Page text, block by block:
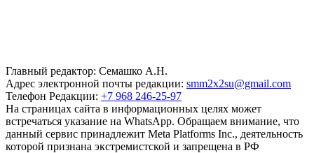
Главный редактор: Семашко А.Н.
Адрес электронной почты редакции: smm2x2su@gmail.com
Телефон Редакции: +7 968 246-25-97
На страницах сайта в информационных целях может
встречаться указание на WhatsApp. Обращаем внимание, что
данный сервис принадлежит Meta Platforms Inc., деятельность
которой признана экстремистской и запрещена в РФ